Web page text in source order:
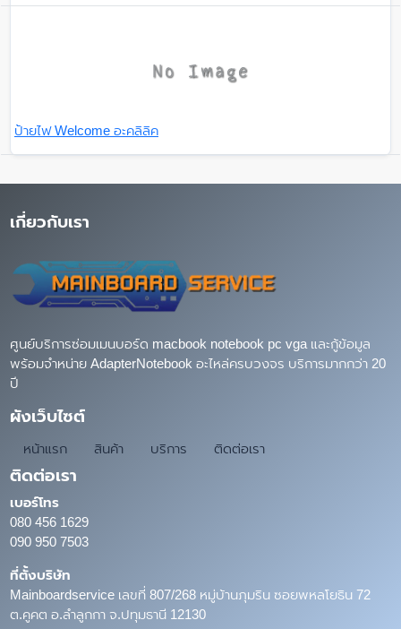
ป้ายไฟ Welcome อะคลิลิค
เกี่ยวกับเรา
ศูนย์บริการซ่อมเมนบอร์ด macbook notebook pc vga และกู้ข้อมูล
พร้อมจำหน่าย AdapterNotebook อะไหล่ครบวงจร บริการมากกว่า 20
ปี
ผังเว็บไซต์
หน้าแรก สินค้า บริการ ติดต่อเรา
ติดต่อเรา
เบอร์โทร
080 456 1629
090 950 7503
ที่ตั้งบริษัท
Mainboardservice เลขที่ 807/268 หมู่บ้านภุมริน ซอยพหลโยธิน 72
ต.คูคต อ.ลำลูกกา จ.ปทุมธานี 12130